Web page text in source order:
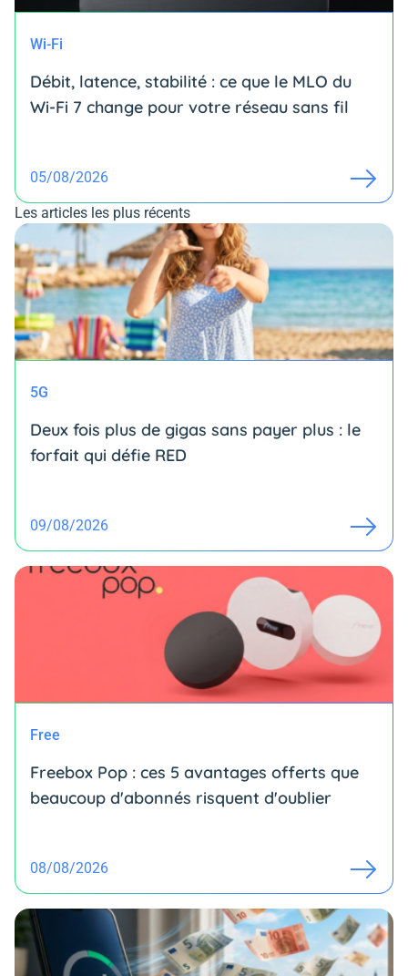
Wi-Fi
Débit, latence, stabilité : ce que le MLO du
Wi-Fi 7 change pour votre réseau sans fil
05/08/2026
Les articles les plus récents
5G
Deux fois plus de gigas sans payer plus : le
forfait qui défie RED
09/08/2026
Free
Freebox Pop : ces 5 avantages offerts que
beaucoup d'abonnés risquent d'oublier
08/08/2026